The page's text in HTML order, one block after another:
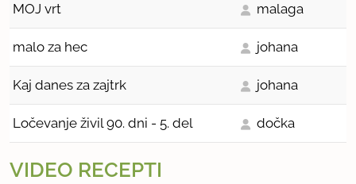
MOJ vrt malaga
malo za hec johana
Kaj danes za zajtrk johana
Ločevanje živil 90. dni - 5. del dočka
VIDEO RECEPTI